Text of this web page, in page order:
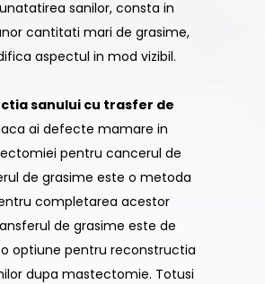
sanilor, consta in
cantitati mari de grasime,
aspectul in mod vizibil.
sanului cu trasfer de
ai defecte mamare in
pentru cancerul de
de grasime este o metoda
completarea acestor
de grasime este de
optiune pentru reconstructia
dupa mastectomie. Totusi